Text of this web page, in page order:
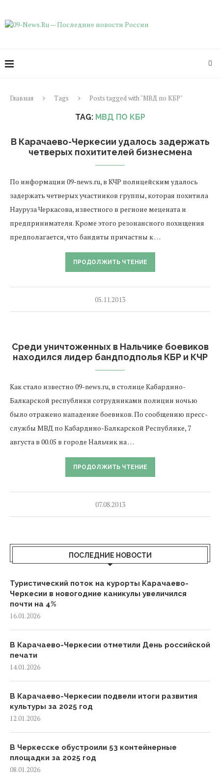
Главная Tags Posts tagged with "МВД по КБР"
TAG: МВД ПО КБР
В Карачаево-Черкесии удалось задержать
четверых похитителей бизнесмена
По информации 09-news.ru, в КЧР полицейским удалось
задержать четверых участников группы, которая похитила
Науруза Черкасова, известного в регионе мецената и
предпринимателя. Кроме этого резонансного похищения
предполагается, что бандиты причастны к …
ПРОДОЛЖИТЬ ЧТЕНИЕ
05.11.2013
Среди уничтоженных в Нальчике боевиков
находился лидер бандподполья КБР и КЧР
Как стало известно 09-news.ru, в столице Кабардино-
Балкарской республики сотрудниками полиции ночью
было отражено нападение боевиков. По сообщению пресс-
службы МВД по Кабардино-Балкарской Республике, 7
августа в 00.05 в городе Нальчик на …
ПРОДОЛЖИТЬ ЧТЕНИЕ
07.08.2013
ПОСЛЕДНИЕ НОВОСТИ
Туристический поток на курорты Карачаево-
Черкесии в новогодние каникулы увеличился
почти на 4%
16.01.2026
В Карачаево-Черкесии отметили День российской
печати
14.01.2026
В Карачаево-Черкесии подвели итоги развития
культуры за 2025 год
12.01.2026
В Черкесске обустроили 53 контейнерные
площадки за 2025 год
08.01.2026